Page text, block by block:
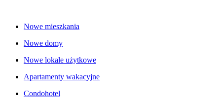
Nowe mieszkania
Nowe domy
Nowe lokale użytkowe
Apartamenty wakacyjne
Condohotel